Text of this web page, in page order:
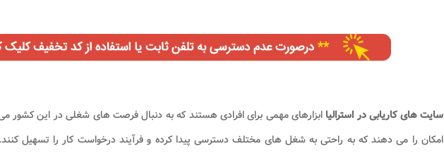
سایت های کاریابی در استرالیا ابزارهای مهمی برای افرادی هستند که به دنبال فرصت های شغلی در این کشور می
امکان را می دهند که به راحتی به شغل های مختلف دسترسی پیدا کرده و فرآیند درخواست کار را تسهیل